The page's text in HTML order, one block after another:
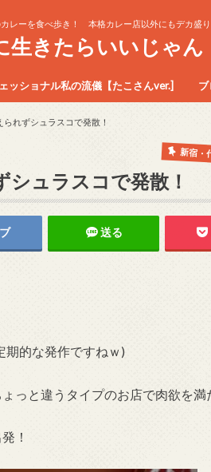
レーを食べ歩き！ 本格カレー店以外にもデカ盛
きたらいいじゃん
ッショナル私の流儀【たこさんver.]
れずシュラスコで発散！
新宿・
ュラスコで発散！
送る
期的な発作ですねｗ)
っと違うタイプのお店で肉欲を満
！